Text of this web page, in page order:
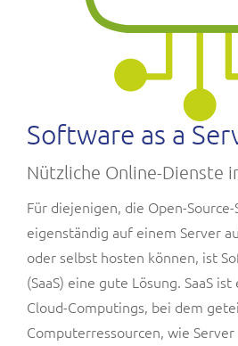
Software as a
Nützliche Online-Dienste
Für diejenigen, die Open-
eigenständig auf einem Server
oder selbst hosten können, ist
(SaaS) eine gute Lösung. SaaS
Cloud-Computings, bei dem
Computerressourcen, wie